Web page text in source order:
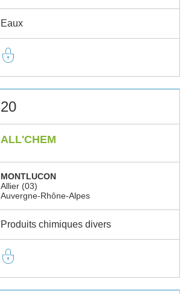
Eaux
20
ALL'CHEM
MONTLUCON
Allier (03)
Auvergne-Rhône-Alpes
Produits chimiques divers